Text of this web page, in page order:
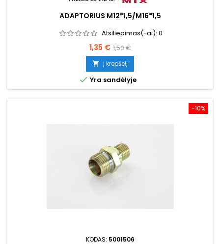
ADAPTORIUS M12*1,5/M16*1,5
Atsiliepimas(-ai): 0
Kaina
1,35 € Bazinė
kaina
1,50 €
 Į krepšelį
 Yra sandėlyje
−10%
KODAS: 5001506